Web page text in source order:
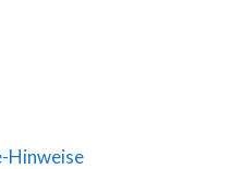
Hinweise